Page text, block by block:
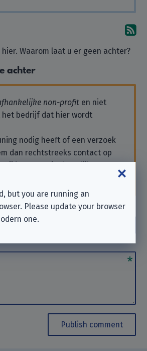
Waarom laat u er geen achter?
achter
non-profit en niet
het bedrijf dat hier wordt
nodig heeft of een verzoek
dan rechtstreeks contact op
Wijkunnenu in dergelijke
Publish comment
but you are running an
Please update your browser
one.